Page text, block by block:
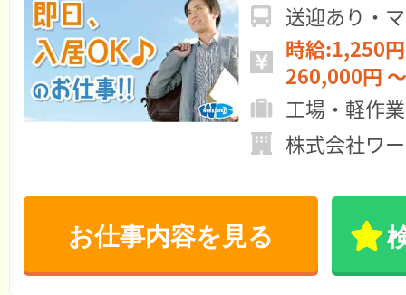
送迎あり・
時給:1,250
260,000円 ～
工場・軽作業
株式会社ワ
お仕事内容を見る